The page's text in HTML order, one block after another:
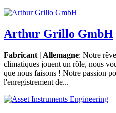
Arthur Grillo GmbH
Fabricant | Allemagne: Notre
climatiques jouent un rôle, nous
que nous faisons ! Notre passion
l'enregistrement de...